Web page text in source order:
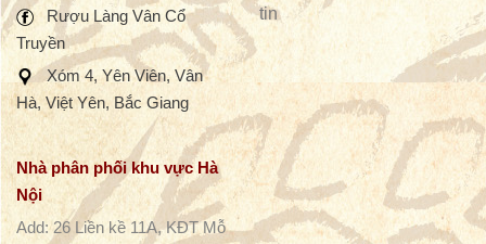
Rượu Làng Vân Cổ
Truyền
Xóm 4, Yên Viên, Vân
Hà, Việt Yên, Bắc Giang
Nhà phân phối khu vực Hà
Nội
Add: 26 Liền kề 11A, KĐT Mỗ
tin